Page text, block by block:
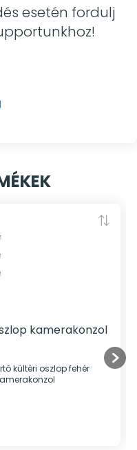
esetén fordulj
kamerakonzol
kültéri oszlop fehér